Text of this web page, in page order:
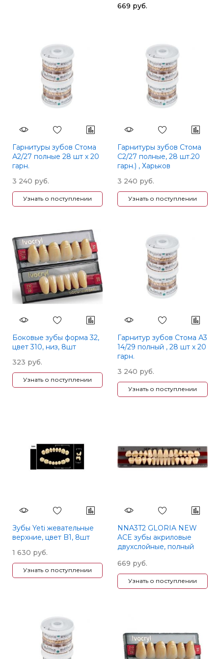
New Ace - фасон TL4,
669 руб.
Гарнитуры зубов Стома
А2/27 полные 28 шт х 20
гарн.
3 240 руб.
Узнать о поступлении
Гарнитуры зубов Стома
С2/27 полные, 28 шт.20
гарн.) , Харьков
3 240 руб.
Узнать о поступлении
Боковые зубы форма 32,
цвет 310, низ, 8шт
323 руб.
Узнать о поступлении
Гарнитур зубов Стома А3
14/29 полный , 28 шт х 20
гарн.
3 240 руб.
Узнать о поступлении
Зубы Yeti жевательные
верхние, цвет B1, 8шт
1 630 руб.
Узнать о поступлении
NNA3T2 GLORIA NEW
ACE зубы акриловые
двухслойные, полный
New Ace - фасон Т2,
боковые Naperce -
фасон М30, цвет A3, 28
669 руб.
Узнать о поступлении